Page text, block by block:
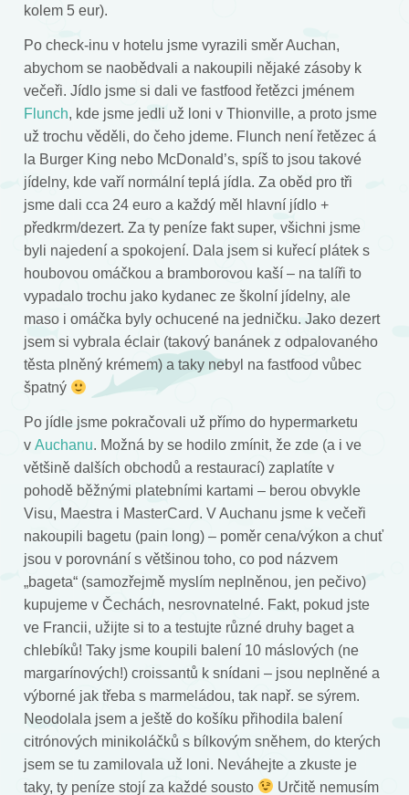
kolem 5 eur).
Po check-inu v hotelu jsme vyrazili směr Auchan,
abychom se naobědvali a nakoupili nějaké zásoby k
večeři. Jídlo jsme si dali ve fastfood řetězci jménem
Flunch, kde jsme jedli už loni v Thionville, a proto jsme
už trochu věděli, do čeho jdeme. Flunch není řetězec á
la Burger King nebo McDonald’s, spíš to jsou takové
jídelny, kde vaří normální teplá jídla. Za oběd pro tři
jsme dali cca 24 euro a každý měl hlavní jídlo +
předkrm/dezert. Za ty peníze fakt super, všichni jsme
byli najedení a spokojení. Dala jsem si kuřecí plátek s
houbovou omáčkou a bramborovou kaší – na talíři to
vypadalo trochu jako kydanec ze školní jídelny, ale
maso i omáčka byly ochucené na jedničku. Jako dezert
jsem si vybrala éclair (takový banánek z odpalovaného
těsta plněný krémem) a taky nebyl na fastfood vůbec
špatný
Po jídle jsme pokračovali už přímo do hypermarketu
v Auchanu. Možná by se hodilo zmínit, že zde (a i ve
většině dalších obchodů a restaurací) zaplatíte v
pohodě běžnými platebními kartami – berou obvykle
Visu, Maestra i MasterCard. V Auchanu jsme k večeři
nakoupili bagetu (pain long) – poměr cena/výkon a chuť
jsou v porovnání s většinou toho, co pod názvem
„bageta“ (samozřejmě myslím neplněnou, jen pečivo)
kupujeme v Čechách, nesrovnatelné. Fakt, pokud jste
ve Francii, užijte si to a testujte různé druhy baget a
chlebíků! Taky jsme koupili balení 10 máslových (ne
margarínových!) croissantů k snídani – jsou neplněné a
výborné jak třeba s marmeládou, tak např. se sýrem.
Neodolala jsem a ještě do košíku přihodila balení
citrónových minikoláčků s bílkovým sněhem, do kterých
jsem se tu zamilovala už loni. Neváhejte a zkuste je
taky, ty peníze stojí za každé sousto
Určitě nemusím